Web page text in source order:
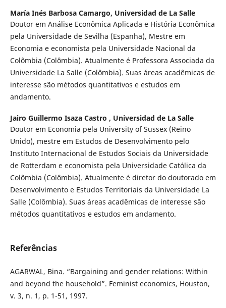
María Inés Barbosa Camargo, Universidad de La Salle
Doutor em Análise Econômica Aplicada e História Econômica
pela Universidade de Sevilha (Espanha), Mestre em
Economia e economista pela Universidade Nacional da
Colômbia (Colômbia). Atualmente é Professora Associada da
Universidade La Salle (Colômbia). Suas áreas acadêmicas de
interesse são métodos quantitativos e estudos em
andamento.
Jairo Guillermo Isaza Castro , Universidad de La Salle
Doutor em Economia pela University of Sussex (Reino
Unido), mestre em Estudos de Desenvolvimento pelo
Instituto Internacional de Estudos Sociais da Universidade
de Rotterdam e economista pela Universidade Católica da
Colômbia (Colômbia). Atualmente é diretor do doutorado em
Desenvolvimento e Estudos Territoriais da Universidade La
Salle (Colômbia). Suas áreas acadêmicas de interesse são
métodos quantitativos e estudos em andamento.
Referências
AGARWAL, Bina. “Bargaining and gender relations: Within
and beyond the household”. Feminist economics, Houston,
v. 3, n. 1, p. 1-51, 1997.